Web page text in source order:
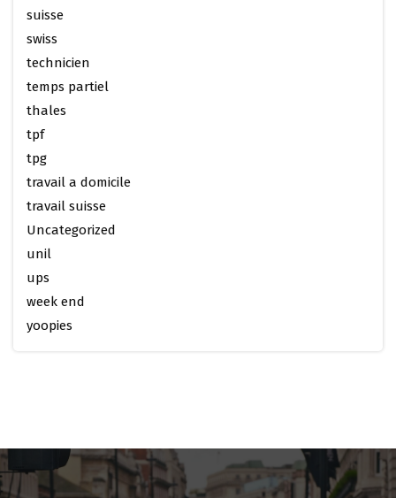
suisse
swiss
technicien
temps partiel
thales
tpf
tpg
travail a domicile
travail suisse
Uncategorized
unil
ups
week end
yoopies